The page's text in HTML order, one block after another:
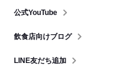
公式YouTube
飲食店向けブログ
LINE友だち追加